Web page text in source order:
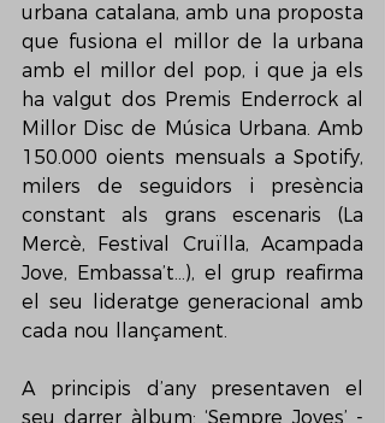
urbana catalana, amb una proposta
que fusiona el millor de la urbana
amb el millor del pop, i que ja els
ha valgut dos Premis Enderrock al
Millor Disc de Música Urbana. Amb
150.000 oients mensuals a Spotify,
milers de seguidors i presència
constant als grans escenaris (La
Mercè, Festival Cruïlla, Acampada
Jove, Embassa’t…), el grup reafirma
el seu lideratge generacional amb
cada nou llançament.
A principis d’any presentaven el
seu darrer àlbum: ‘Sempre Joves’ -